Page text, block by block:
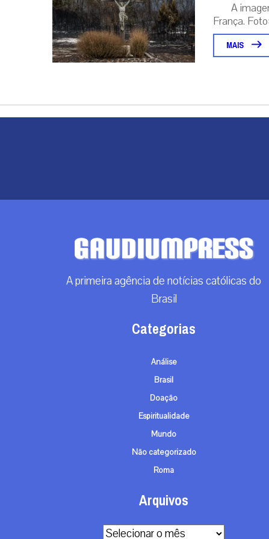
A
França.
MAIS
A primeira agência de notícias católicas do
Brasil
Categorias
Análise
Brasil
Doação
Espiritualidade
Mundo
Não categorizado
Roma
Arquivos
Arquivos